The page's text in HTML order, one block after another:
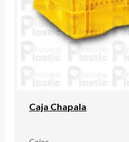
Caja Chapala